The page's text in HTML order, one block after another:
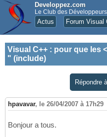
Developpez.com
Le Club des
Actus Forum Visual
Visual C++ : pour que les
" (include)
Répondre
hpavavar, le 26/04/2007 à 17h29
Bonjour a tous.